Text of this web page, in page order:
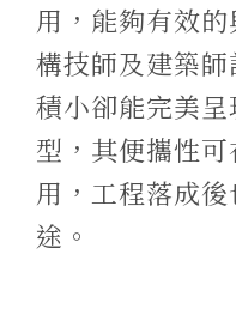
用，能夠有效
構技師及建築
積小卻能完美
型，其便攜性
用，工程落成
途。